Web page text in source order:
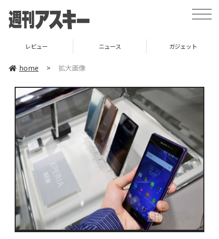
toggle
レビュー ニュース ガジェット
home > 拡大画像